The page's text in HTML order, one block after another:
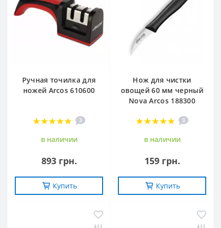
Ручная точилка для
ножей Arcos 610600
3
в наличии
893 грн.
Купить
Нож для чистки
овощей 60 мм черный
Nova Arcos 188300
3
в наличии
159 грн.
Купить